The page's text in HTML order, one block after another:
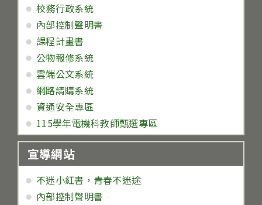
校務行政系統
內部控制聲明書
課程計畫書
公物報修系統
雲端公文系統
網路請購系統
資通安全專區
115學年電機科教師甄選專區
宣導網站
不迷小紅書，青春不迷途
內部控制聲明書